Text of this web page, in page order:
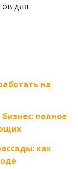
для
на
полное
как